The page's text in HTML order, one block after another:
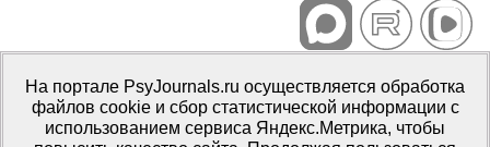
Портал психологических изданий PsyJournals.ru, 2007–2026
Правила использования материалов
Свидетельство регистрации СМИЭл № ФС77-66447 от 14 июля
2016 г.
На портале PsyJournals.ru осуществляется обработка
файлов cookie и сбор статистической информации с
использованием сервиса Яндекс.Метрика, чтобы